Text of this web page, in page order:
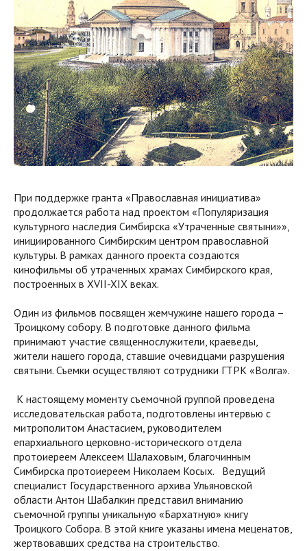
При поддержке гранта «Православная инициатива»
продолжается работа над проектом «Популяризация
культурного наследия Симбирска «Утраченные святыни»»,
инициированного Симбирским центром православной
культуры. В рамках данного проекта создаются
кинофильмы об утраченных храмах Симбирского края,
построенных в XVII-XIX веках.
Один из фильмов посвящен жемчужине нашего города –
Троицкому собору. В подготовке данного фильма
принимают участие священнослужители, краеведы,
жители нашего города, ставшие очевидцами разрушения
святыни. Съемки осуществляют сотрудники ГТРК «Волга».
К настоящему моменту съемочной группой проведена
исследовательская работа, подготовлены интервью с
митрополитом Анастасием, руководителем
епархиального церковно-исторического отдела
протоиереем Алексеем Шалаховым, благочинным
Симбирска протоиереем Николаем Косых. Ведущий
специалист Государственного архива Ульяновской
области Антон Шабалкин представил вниманию
съемочной группы уникальную «Бархатную» книгу
Троицкого Собора. В этой книге указаны имена меценатов,
жертвовавших средства на строительство.